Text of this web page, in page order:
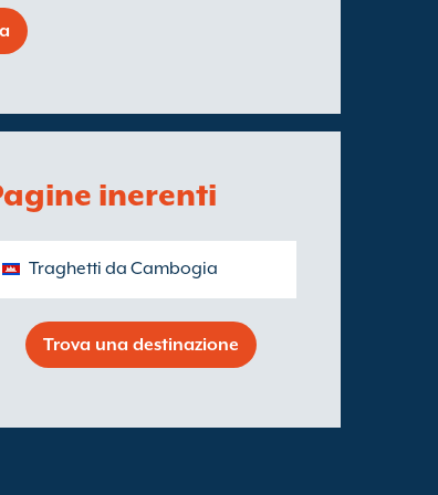
inerenti
Traghetti da Cambogia
Trova una destinazione